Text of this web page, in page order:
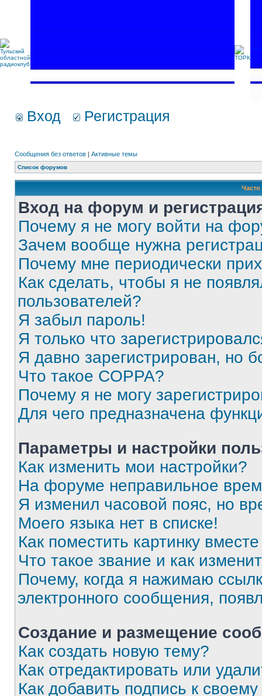
Вход Регистрация
Сообщения без ответов | Активные темы
Список форумов
Вход на форум и
Почему я не могу войти на
Зачем вообще нужна
Почему мне периодически
Как сделать, чтобы я не
пользователей?
Я забыл пароль!
Я только что
Я давно зарегистрирован, но
Что такое COPPA?
Почему я не могу
Для чего предназначена
Параметры и настройки
Как изменить мои настройки?
На форуме неправильное
Я изменил часовой пояс, но
Моего языка нет в списке!
Как поместить картинку
Что такое звание и как
Почему, когда я нажимаю
электронного сообщения,
Создание и размещение
Как создать новую тему?
Как отредактировать или
Как добавить подпись к